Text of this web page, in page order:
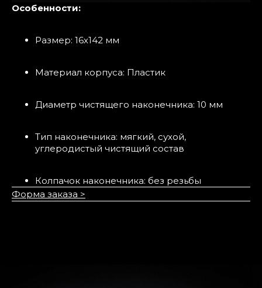
Особенности:
Размер: 16х142 мм
Материал корпуса: Пластик
Диаметр чистящего наконечника: 10 мм
Тип наконечника: мягкий, сухой,
углеродистый чистящий состав
Колпачок наконечника: без резьбы
Форма заказа >